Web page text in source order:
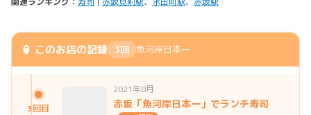
🏮 このお店の記録 3回 魚河岸日本一
3回目
2021年8月
赤坂「魚河岸日本一」でランチ寿司